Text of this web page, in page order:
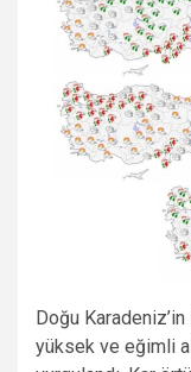
Doğu
yüksek ve eğimli